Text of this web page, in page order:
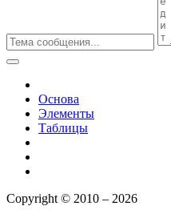
Основа
Элементы
Таблицы
Copyright © 2010 – 2026